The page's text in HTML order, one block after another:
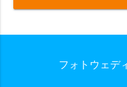
フォトウェデ